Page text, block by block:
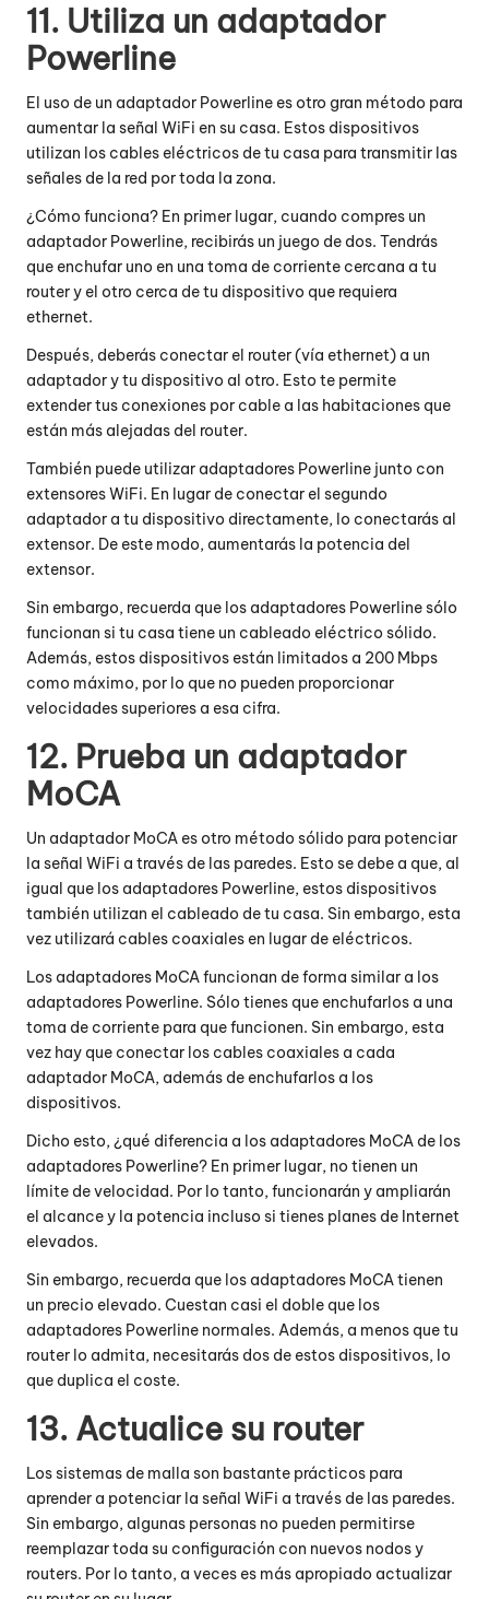
11. Utiliza un adaptador
Powerline
El uso de un adaptador Powerline es otro gran método para
aumentar la señal WiFi en su casa. Estos dispositivos
utilizan los cables eléctricos de tu casa para transmitir las
señales de la red por toda la zona.
¿Cómo funciona? En primer lugar, cuando compres un
adaptador Powerline, recibirás un juego de dos. Tendrás
que enchufar uno en una toma de corriente cercana a tu
router y el otro cerca de tu dispositivo que requiera
ethernet.
Después, deberás conectar el router (vía ethernet) a un
adaptador y tu dispositivo al otro. Esto te permite
extender tus conexiones por cable a las habitaciones que
están más alejadas del router.
También puede utilizar adaptadores Powerline junto con
extensores WiFi. En lugar de conectar el segundo
adaptador a tu dispositivo directamente, lo conectarás al
extensor. De este modo, aumentarás la potencia del
extensor.
Sin embargo, recuerda que los adaptadores Powerline sólo
funcionan si tu casa tiene un cableado eléctrico sólido.
Además, estos dispositivos están limitados a 200 Mbps
como máximo, por lo que no pueden proporcionar
velocidades superiores a esa cifra.
12. Prueba un adaptador
MoCA
Un adaptador MoCA es otro método sólido para potenciar
la señal WiFi a través de las paredes. Esto se debe a que, al
igual que los adaptadores Powerline, estos dispositivos
también utilizan el cableado de tu casa. Sin embargo, esta
vez utilizará cables coaxiales en lugar de eléctricos.
Los adaptadores MoCA funcionan de forma similar a los
adaptadores Powerline. Sólo tienes que enchufarlos a una
toma de corriente para que funcionen. Sin embargo, esta
vez hay que conectar los cables coaxiales a cada
adaptador MoCA, además de enchufarlos a los
dispositivos.
Dicho esto, ¿qué diferencia a los adaptadores MoCA de los
adaptadores Powerline? En primer lugar, no tienen un
límite de velocidad. Por lo tanto, funcionarán y ampliarán
el alcance y la potencia incluso si tienes planes de Internet
elevados.
Sin embargo, recuerda que los adaptadores MoCA tienen
un precio elevado. Cuestan casi el doble que los
adaptadores Powerline normales. Además, a menos que tu
router lo admita, necesitarás dos de estos dispositivos, lo
que duplica el coste.
13. Actualice su router
Los sistemas de malla son bastante prácticos para
aprender a potenciar la señal WiFi a través de las paredes.
Sin embargo, algunas personas no pueden permitirse
reemplazar toda su configuración con nuevos nodos y
routers. Por lo tanto, a veces es más apropiado actualizar